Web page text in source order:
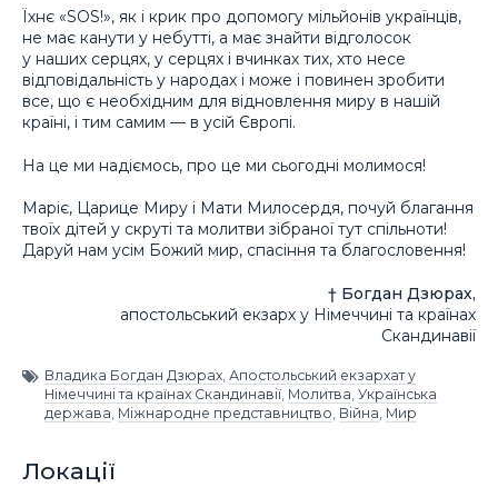
Їхнє «SOS!», як і крик про допомогу мільйонів українців,
не має канути у небутті, а має знайти відголосок
у наших серцях, у серцях і вчинках тих, хто несе
відповідальність у народах і може і повинен зробити
все, що є необхідним для відновлення миру в нашій
країні, і тим самим — в усій Європі.
На це ми надіємось, про це ми сьогодні молимося!
Маріє, Царице Миру і Мати Милосердя, почуй благання
твоїх дітей у скруті та молитви зібраної тут спільноти!
Даруй нам усім Божий мир, спасіння та благословення!
† Богдан Дзюрах,
апостольський екзарх у Німеччині та країнах
Скандинавії
Владика Богдан Дзюрах Апостольський екзархат у
Німеччині та країнах Скандинавії Молитва Українська
держава Міжнародне представництво Війна Мир
Локації